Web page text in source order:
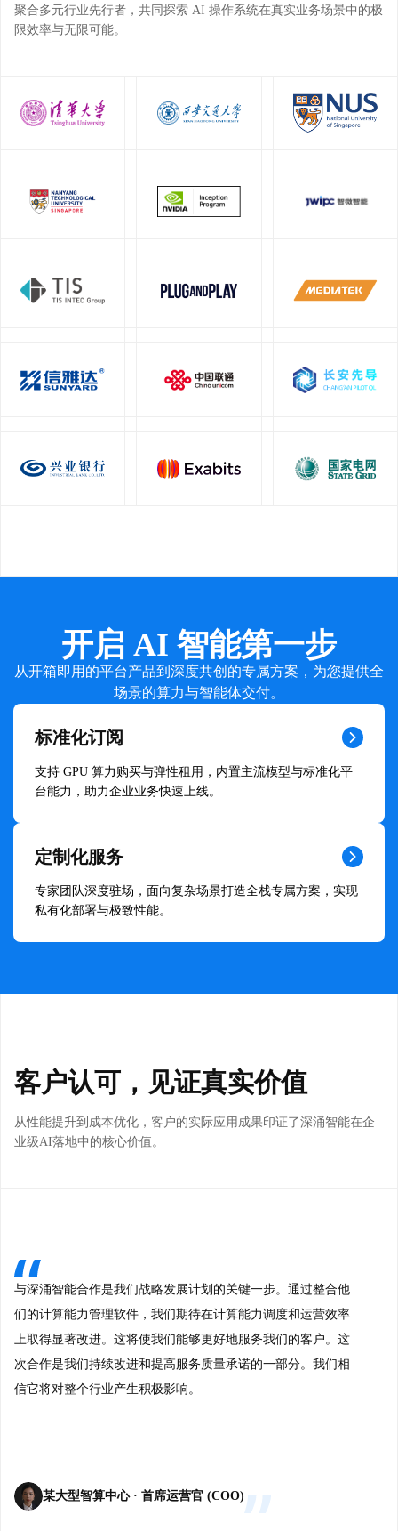
聚合多元行业先行者，共同探索 AI 操作系统在真实业务场景中的极
限效率与无限可能。
开启 AI 智能第一步
从开箱即用的平台产品到深度共创的专属方案，为您提供全
场景的算力与智能体交付。
标准化订阅
支持 GPU 算力购买与弹性租用，内置主流模型与标准化平
台能力，助力企业业务快速上线。
定制化服务
专家团队深度驻场，面向复杂场景打造全栈专属方案，实现
私有化部署与极致性能。
客户认可，见证真实价值
从性能提升到成本优化，客户的实际应用成果印证了深涌智能在企
业级AI落地中的核心价值。
与深涌智能合作是我们战略发展计划的关键一步。通过整合他
们的计算能力管理软件，我们期待在计算能力调度和运营效率
上取得显著改进。这将使我们能够更好地服务我们的客户。这
次合作是我们持续改进和提高服务质量承诺的一部分。我们相
信它将对整个行业产生积极影响。
某大型智算中心 · 首席运营官 (COO)